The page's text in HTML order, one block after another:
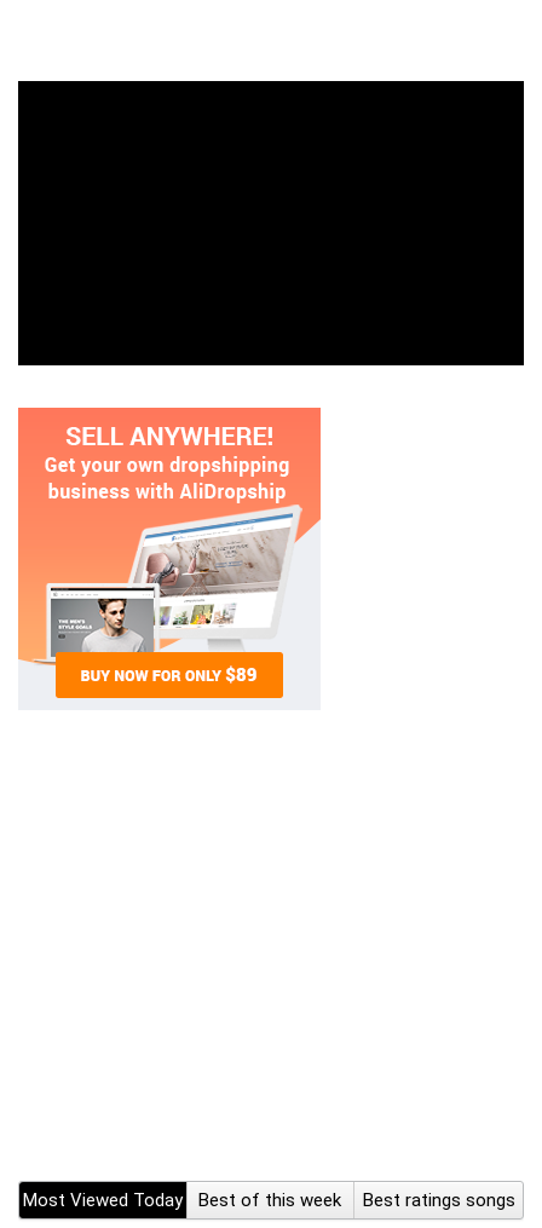
Most Viewed Today Best of this week
Best ratings songs